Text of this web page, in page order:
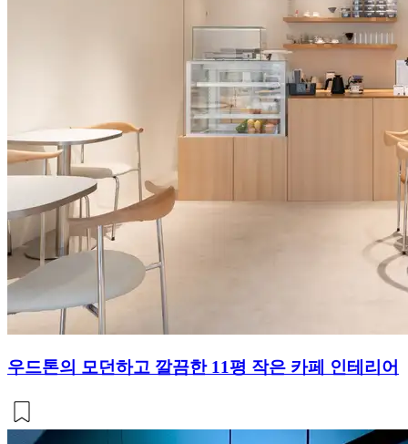
우드톤의 모던하고 깔끔한 11평 작은 카페 인테리어